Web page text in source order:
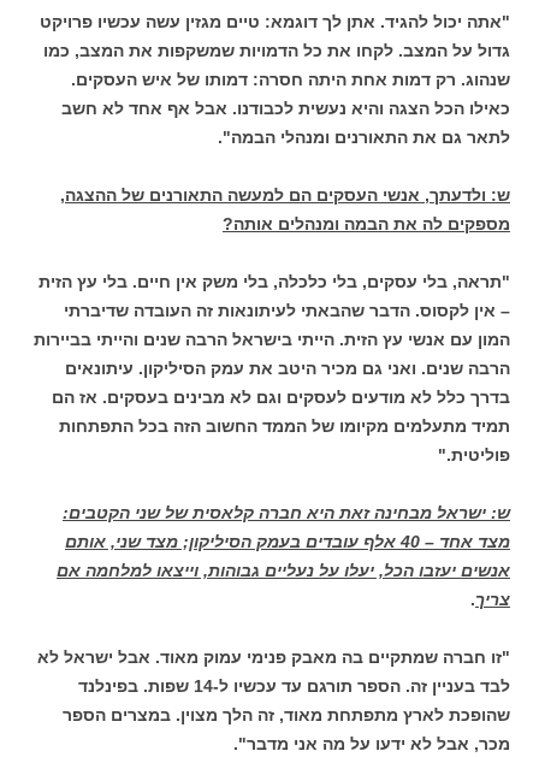
"אתה יכול להגיד. אתן לך דוגמא: טיים מגזין עשה עכשיו פרויקט
גדול על המצב. לקחו את כל הדמויות שמשקפות את המצב, כמו
שנהוג. רק דמות אחת היתה חסרה: דמותו של איש העסקים.
כאילו הכל הצגה והיא נעשית לכבודנו. אבל אף אחד לא חשב
לתאר גם את התאורנים ומנהלי הבמה".
ש: ולדעתך, אנשי העסקים הם למעשה התאורנים של ההצגה,
מספקים לה את הבמה ומנהלים אותה?
"תראה, בלי עסקים, בלי כלכלה, בלי משק אין חיים. בלי עץ הזית
– אין לקסוס. הדבר שהבאתי לעיתונאות זה העובדה שדיברתי
המון עם אנשי עץ הזית. הייתי בישראל הרבה שנים והייתי בביירות
הרבה שנים. ואני גם מכיר היטב את עמק הסיליקון. עיתונאים
בדרך כלל לא מודעים לעסקים וגם לא מבינים בעסקים. אז הם
תמיד מתעלמים מקיומו של הממד החשוב הזה בכל התפתחות
פוליטית."
ש: ישראל מבחינה זאת היא חברה קלאסית של שני הקטבים:
מצד אחד – 40 אלף עובדים בעמק הסיליקון; מצד שני, אותם
אנשים יעזבו הכל, יעלו על נעליים גבוהות, וייצאו למלחמה אם
צריך.
"זו חברה שמתקיים בה מאבק פנימי עמוק מאוד. אבל ישראל לא
לבד בעניין זה. הספר תורגם עד עכשיו ל-14 שפות. בפינלנד
שהופכת לארץ מתפתחת מאוד, זה הלך מצוין. במצרים הספר
מכר, אבל לא ידעו על מה אני מדבר".